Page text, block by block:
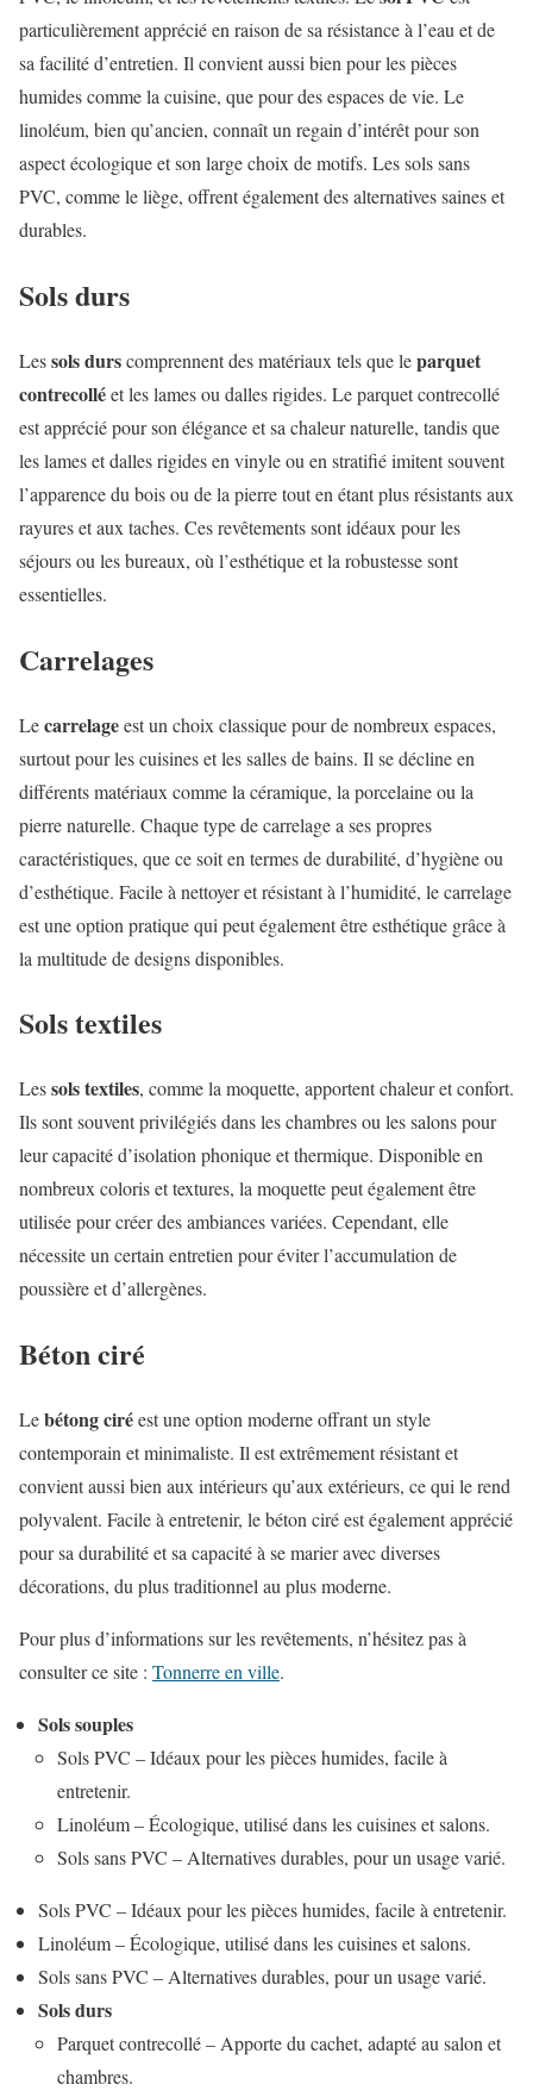
particulièrement apprécié en raison de sa résistance à l’eau et de
sa facilité d’entretien. Il convient aussi bien pour les pièces
humides comme la cuisine, que pour des espaces de vie. Le
linoléum, bien qu’ancien, connaît un regain d’intérêt pour son
aspect écologique et son large choix de motifs. Les sols sans
PVC, comme le liège, offrent également des alternatives saines et
durables.
Sols durs
Lessols durscomprennent des matériaux tels que leparquet
contrecolléet les lames ou dalles rigides. Le parquet contrecollé
est apprécié pour son élégance et sa chaleur naturelle, tandis que
les lames et dalles rigides en vinyle ou en stratifié imitent souvent
l’apparence du bois ou de la pierre tout en étant plus résistants aux
rayures et aux taches. Ces revêtements sont idéaux pour les
séjours ou les bureaux, où l’esthétique et la robustesse sont
essentielles.
Carrelages
Lecarrelageest un choix classique pour de nombreux espaces,
surtout pour les cuisines et les salles de bains. Il se décline en
différents matériaux comme la céramique, la porcelaine ou la
pierre naturelle. Chaque type de carrelage a ses propres
caractéristiques, que ce soit en termes de durabilité, d’hygiène ou
d’esthétique. Facile à nettoyer et résistant à l’humidité, le carrelage
est une option pratique qui peut également être esthétique grâce à
la multitude de designs disponibles.
Sols textiles
Lessols textiles, comme la moquette, apportent chaleur et confort.
Ils sont souvent privilégiés dans les chambres ou les salons pour
leur capacité d’isolation phonique et thermique. Disponible en
nombreux coloris et textures, la moquette peut également être
utilisée pour créer des ambiances variées. Cependant, elle
nécessite un certain entretien pour éviter l’accumulation de
poussière et d’allergènes.
Béton ciré
Lebétong ciréest une option moderne offrant un style
contemporain et minimaliste. Il est extrêmement résistant et
convient aussi bien aux intérieurs qu’aux extérieurs, ce qui le rend
polyvalent. Facile à entretenir, le béton ciré est également apprécié
pour sa durabilité et sa capacité à se marier avec diverses
décorations, du plus traditionnel au plus moderne.
Pour plus d’informations sur les revêtements, n’hésitez pas à
consulter ce site : Tonnerre en ville.
Sols souples
Sols PVC – Idéaux pour les pièces humides, facile à
entretenir.
Linoléum – Écologique, utilisé dans les cuisines et salons.
Sols sans PVC – Alternatives durables, pour un usage varié.
Sols PVC – Idéaux pour les pièces humides, facile à entretenir.
Linoléum – Écologique, utilisé dans les cuisines et salons.
Sols sans PVC – Alternatives durables, pour un usage varié.
Sols durs
Parquet contrecollé – Apporte du cachet, adapté au salon et
chambres.